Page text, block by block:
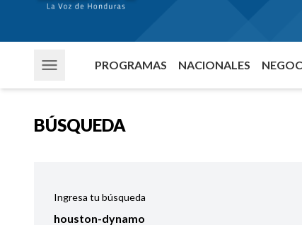
PROGRAMAS NACIONALES
BÚSQUEDA
Ingresa tu búsqueda